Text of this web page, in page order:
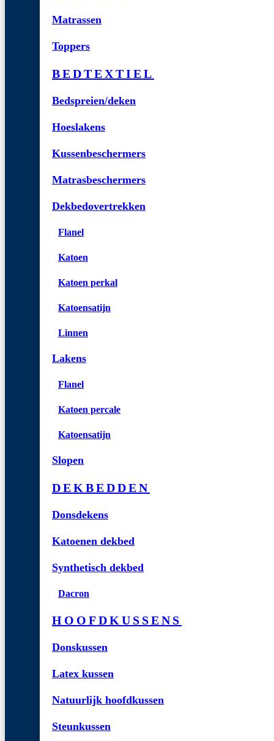
Matrassen
Toppers
BEDTEXTIEL
Bedspreien/deken
Hoeslakens
Kussenbeschermers
Matrasbeschermers
Dekbedovertrekken
Flanel
Katoen
Katoen perkal
Katoensatijn
Linnen
Lakens
Flanel
Katoen percale
Katoensatijn
Slopen
DEKBEDDEN
Donsdekens
Katoenen dekbed
Synthetisch dekbed
Dacron
HOOFDKUSSENS
Donskussen
Latex kussen
Natuurlijk hoofdkussen
Steunkussen